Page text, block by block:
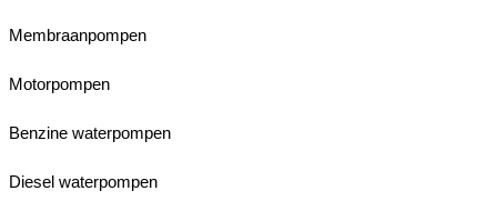
Membraanpompen
Motorpompen
Benzine waterpompen
Diesel waterpompen